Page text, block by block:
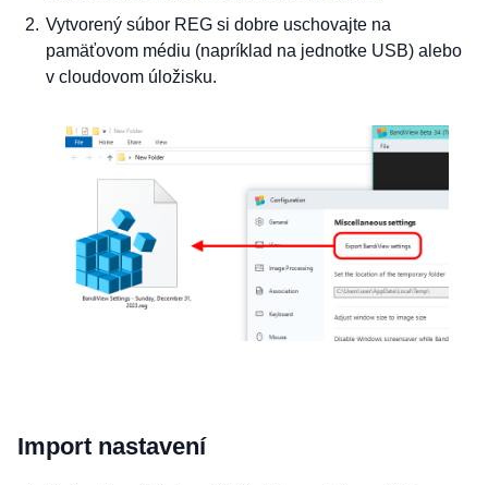
Vytvorený súbor REG si dobre uschovajte na
pamäťovom médiu (napríklad na jednotke USB) alebo
v cloudovom úložisku.
Import nastavení